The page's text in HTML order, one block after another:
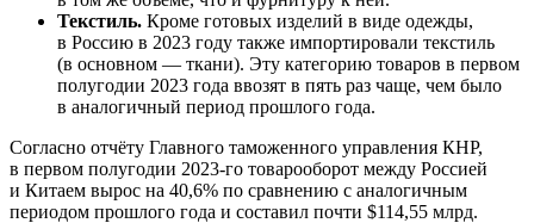
Текстиль. Кроме готовых изделий в виде одежды,
в Россию в 2023 году также импортировали текстиль
(в основном — ткани). Эту категорию товаров в первом
полугодии 2023 года ввозят в пять раз чаще, чем было
в аналогичный период прошлого года.
Согласно отчёту Главного таможенного управления КНР,
в первом полугодии 2023-го товарооборот между Россией
и Китаем вырос на 40,6% по сравнению с аналогичным
периодом прошлого года и составил почти $114,55 млрд.